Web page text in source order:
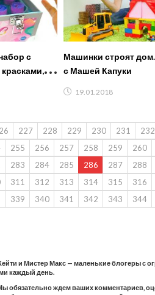
с
Шайн
Машинки строят
с Машей Капуки
19.01.2018
227 228 229 230 231 232
255 256 257 258 259 260
283 284 285 286 287 288
311 312 313 314 315 316
339 340 341 342 343 344
и Мистер Макс — маленькие блогеры с
каждый день.
ждем ваших комментариев,